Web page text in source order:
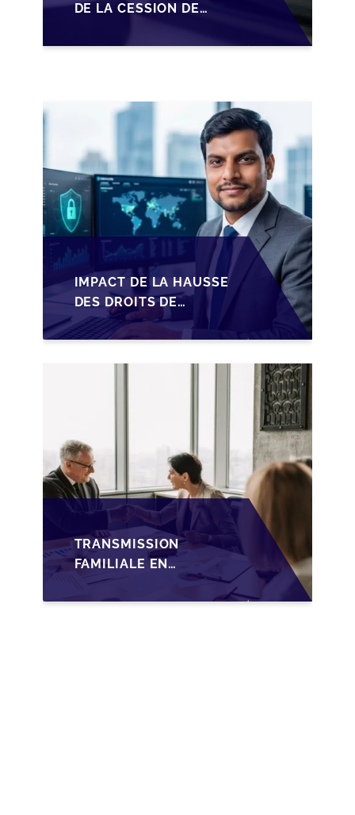
DE LA CESSION DE
LES DIRIGEANTS DE
IMPACT DE LA HAUSSE
DES DROITS DE
SUCCESSION EN
WALLONIE SUR LA
TRANSMISSION
TRANSMISSION
FAMILIALE EN
WALLONIE :
NOUVELLES